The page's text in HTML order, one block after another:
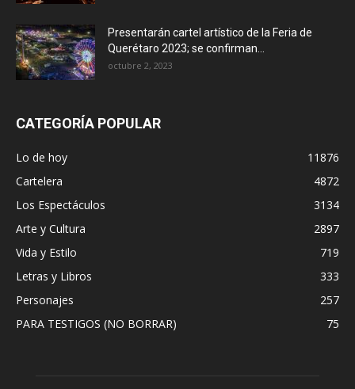
Presentarán cartel artístico de la Feria de
Querétaro 2023; se confirman...
octubre 2, 2023
CATEGORÍA POPULAR
Lo de hoy
11876
Cartelera
4872
Los Espectáculos
3134
Arte y Cultura
2897
Vida y Estilo
719
Letras y Libros
333
Personajes
257
PARA TESTIGOS (NO BORRAR)
75